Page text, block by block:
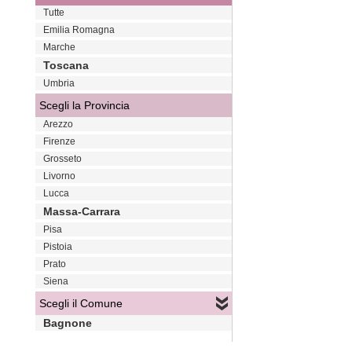
Tutte
Emilia Romagna
Marche
Toscana
Umbria
Scegli la Provincia
Arezzo
Firenze
Grosseto
Livorno
Lucca
Massa-Carrara
Pisa
Pistoia
Prato
Siena
Scegli il Comune
Bagnone